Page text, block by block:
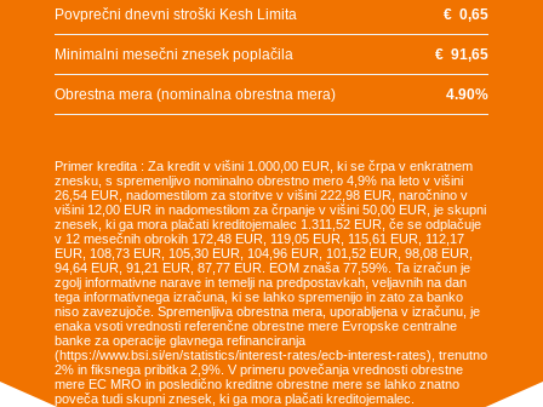
Povprečni dnevni stroški Kesh Limita €0,65
Minimalni mesečni znesek poplačila €91,65
Obrestna mera (nominalna obrestna mera) 4.90%
Primer kredita : Za kredit v višini 1.000,00 EUR, ki se črpa v enkratnem
znesku, s spremenljivo nominalno obrestno mero 4,9% na leto v višini
26,54 EUR, nadomestilom za storitve v višini 222,98 EUR, naročnino v
višini 12,00 EUR in nadomestilom za črpanje v višini 50,00 EUR, je skupni
znesek, ki ga mora plačati kreditojemalec 1.311,52 EUR, če se odplačuje
v 12 mesečnih obrokih 172,48 EUR, 119,05 EUR, 115,61 EUR, 112,17
EUR, 108,73 EUR, 105,30 EUR, 104,96 EUR, 101,52 EUR, 98,08 EUR,
94,64 EUR, 91,21 EUR, 87,77 EUR. EOM znaša 77,59%. Ta izračun je
zgolj informativne narave in temelji na predpostavkah, veljavnih na dan
tega informativnega izračuna, ki se lahko spremenijo in zato za banko
niso zavezujoče. Spremenljiva obrestna mera, uporabljena v izračunu, je
enaka vsoti vrednosti referenčne obrestne mere Evropske centralne
banke za operacije glavnega refinanciranja
(https://www.bsi.si/en/statistics/interest-rates/ecb-interest-rates), trenutno
2% in fiksnega pribitka 2,9%. V primeru povečanja vrednosti obrestne
mere EC MRO in posledično kreditne obrestne mere se lahko znatno
poveča tudi skupni znesek, ki ga mora plačati kreditojemalec.